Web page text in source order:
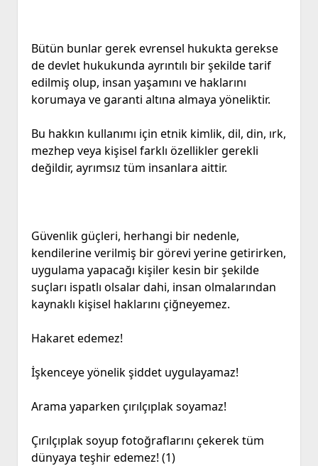
Bütün bunlar gerek evrensel hukukta gerekse
de devlet hukukunda ayrıntılı bir şekilde tarif
edilmiş olup, insan yaşamını ve haklarını
korumaya ve garanti altına almaya yöneliktir.
Bu hakkın kullanımı için etnik kimlik, dil, din, ırk,
mezhep veya kişisel farklı özellikler gerekli
değildir, ayrımsız tüm insanlara aittir.
Güvenlik güçleri, herhangi bir nedenle,
kendilerine verilmiş bir görevi yerine getirirken,
uygulama yapacağı kişiler kesin bir şekilde
suçları ispatlı olsalar dahi, insan olmalarından
kaynaklı kişisel haklarını çiğneyemez.
Hakaret edemez!
İşkenceye yönelik şiddet uygulayamaz!
Arama yaparken çırılçıplak soyamaz!
Çırılçıplak soyup fotoğraflarını çekerek tüm
dünyaya teşhir edemez! (1)